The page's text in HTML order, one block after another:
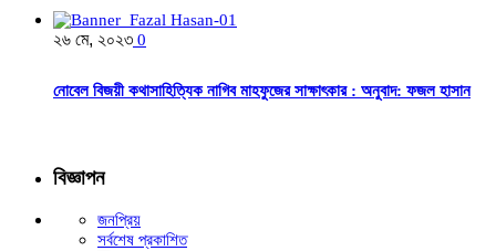
২৬ মে, ২০২৩ 0
নোবেল বিজয়ী কথাসাহিত্যিক নাগিব মাহফুজের সাক্ষাৎকার : অনুবাদ: ফজল হাসান
বিজ্ঞাপন
জনপ্রিয়
সর্বশেষ প্রকাশিত